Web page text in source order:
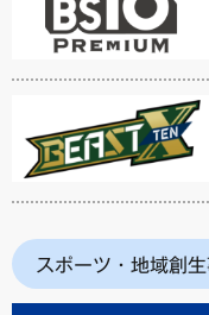
スポーツ・地域創